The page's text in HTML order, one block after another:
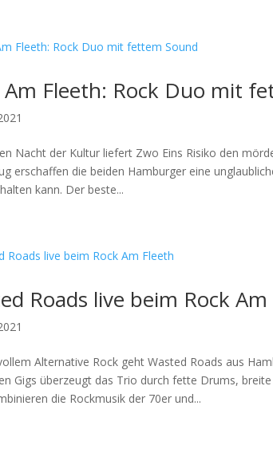
Am Fleeth: Rock Duo mit
Nacht der Kultur liefert Zwo Eins Risiko den
erschaffen die beiden Hamburger eine
kann. Der beste...
Roads live beim Rock
Alternative Rock geht Wasted Roads aus
Gigs überzeugt das Trio durch fette Drums,
die Rockmusik der 70er und...